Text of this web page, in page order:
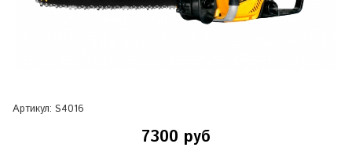
Артикул: S4016
7300 руб